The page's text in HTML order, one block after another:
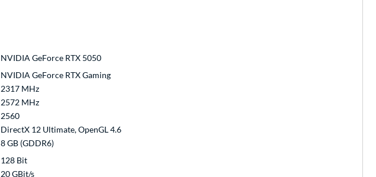
NVIDIA GeForce RTX 5050
NVIDIA GeForce RTX Gaming
2317 MHz
2572 MHz
2560
DirectX 12 Ultimate, OpenGL 4.6
8 GB (GDDR6)
128 Bit
20 GBit/s